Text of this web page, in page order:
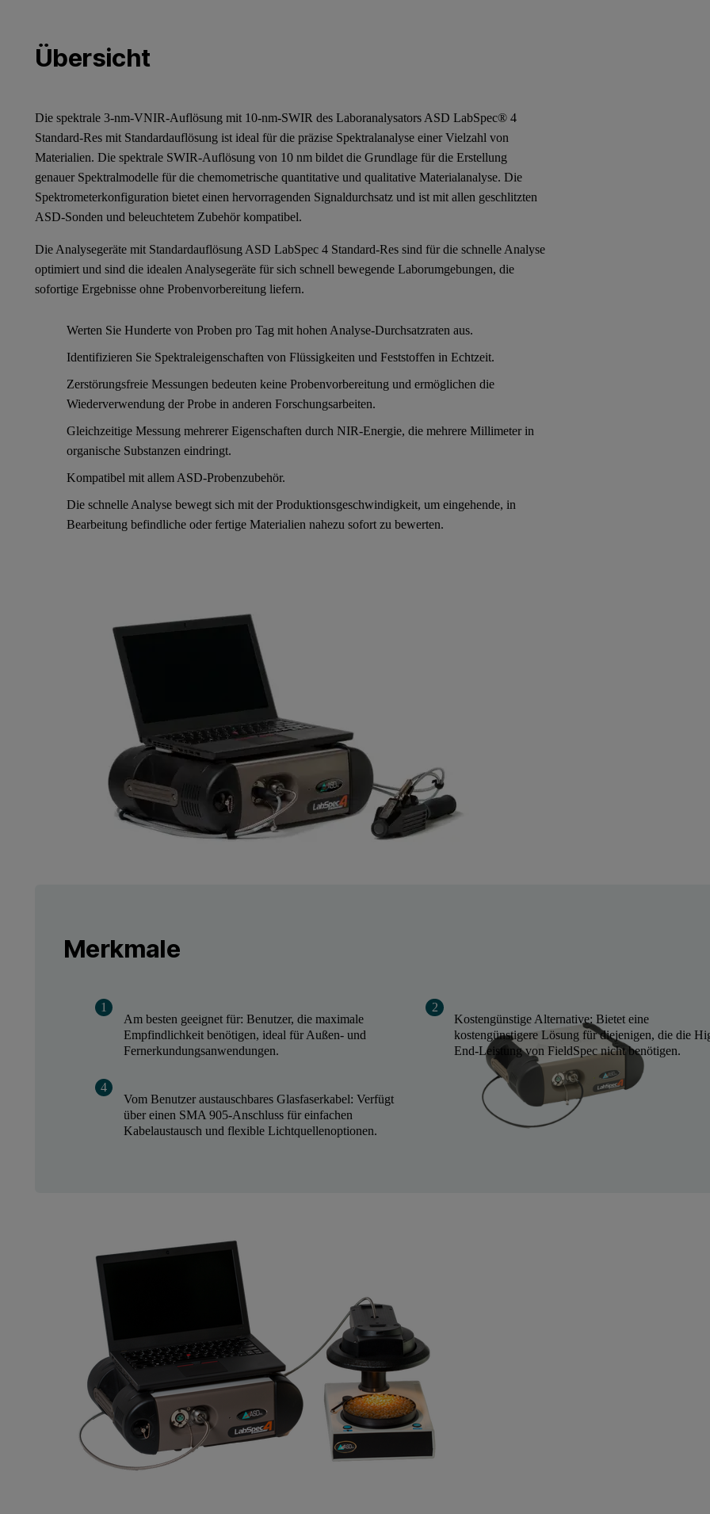
Übersicht
Die spektrale 3-nm-VNIR-Auflösung mit 10-nm-SWIR des Laboranalysators ASD LabSpec® 4
Standard-Res mit Standardauflösung ist ideal für die präzise Spektralanalyse einer Vielzahl von
Materialien. Die spektrale SWIR-Auflösung von 10 nm bildet die Grundlage für die Erstellung
genauer Spektralmodelle für die chemometrische quantitative und qualitative Materialanalyse. Die
Spektrometerkonfiguration bietet einen hervorragenden Signaldurchsatz und ist mit allen geschlitzten
ASD-Sonden und beleuchtetem Zubehör kompatibel.
Die Analysegeräte mit Standardauflösung ASD LabSpec 4 Standard-Res sind für die schnelle Analyse
optimiert und sind die idealen Analysegeräte für sich schnell bewegende Laborumgebungen, die
sofortige Ergebnisse ohne Probenvorbereitung liefern.
Werten Sie Hunderte von Proben pro Tag mit hohen Analyse-Durchsatzraten aus.
Identifizieren Sie Spektraleigenschaften von Flüssigkeiten und Feststoffen in Echtzeit.
Zerstörungsfreie Messungen bedeuten keine Probenvorbereitung und ermöglichen die
Wiederverwendung der Probe in anderen Forschungsarbeiten.
Gleichzeitige Messung mehrerer Eigenschaften durch NIR-Energie, die mehrere Millimeter in
organische Substanzen eindringt.
Kompatibel mit allem ASD-Probenzubehör.
Die schnelle Analyse bewegt sich mit der Produktionsgeschwindigkeit, um eingehende, in
Bearbeitung befindliche oder fertige Materialien nahezu sofort zu bewerten.
Merkmale
Am besten geeignet für: Benutzer, die maximale
Empfindlichkeit benötigen, ideal für Außen- und
Fernerkundungsanwendungen.
Kostengünstige Alternative: Bietet eine
kostengünstigere Lösung für diejenigen, die die
End-Leistung von FieldSpec nicht benötigen.
Vom Benutzer austauschbares Glasfaserkabel: Verfügt
über einen SMA 905-Anschluss für einfachen
Kabelaustausch und flexible Lichtquellenoptionen.